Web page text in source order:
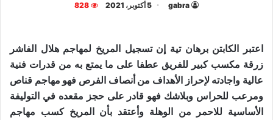
gabra 5 أكتوبر، 2021 828
اعتبر الكابتن برهان تية إن تسجيل المريخ لمهاجم هلال الفاشر
زرقة مكسب كبير للفريق عطفا على ما يمتع به من قدرات فنية
عالية واجادته لإحراز الأهداف من أنصاف الفرص فهو مهاجم قناص
ومرعب للحراس وبلاشك فهو قادر على حجز مقعده في التوليفة
الأساسية للاحمر من الوهلة وأعتقد بأن المريخ كسب مهاجم